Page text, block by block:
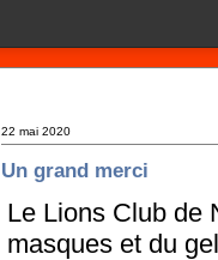
22 mai 2020
Un grand merci
Le Lions Club de
masques et du